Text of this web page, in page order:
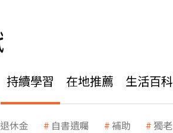
持續學習 在地推薦 生活百科
退休金 自書遺囑 補助 獨老